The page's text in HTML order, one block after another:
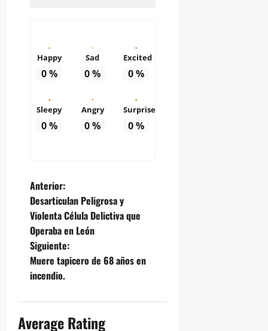
Happy
0%
Sad
0%
Excited
0%
Sleepy
0%
Angry
0%
Surprise
0%
N
a
v
e
a
Anterior:
Desarticulan Peligrosa y
Violenta Célula Delictiva que
Operaba en León
Siguiente:
Muere tapicero de 68 años en
incendio.
Average Rating